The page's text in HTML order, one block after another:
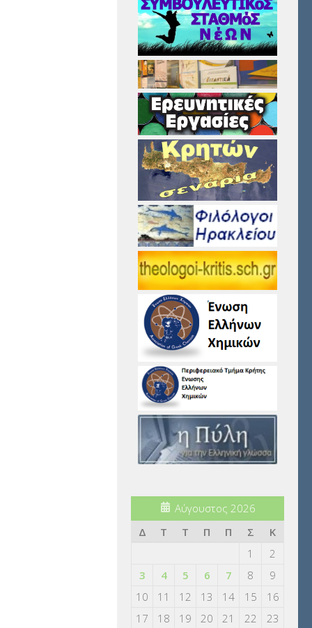
Αύγουστος 2026
Δ
Τ Τ Π Π Σ
Κ
1
2
3
4 5 6 7 8
9
10
11 12 13 14 15
16
17
18 19 20 21 22 23